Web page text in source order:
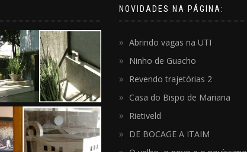
NOVIDADES NA PÁGINA:
Abrindo vagas na UTI
Ninho de Guacho
Revendo trajetórias 2
Casa do Bispo de Mariana
Rietiveld
DE BOCAGE A ITAIM